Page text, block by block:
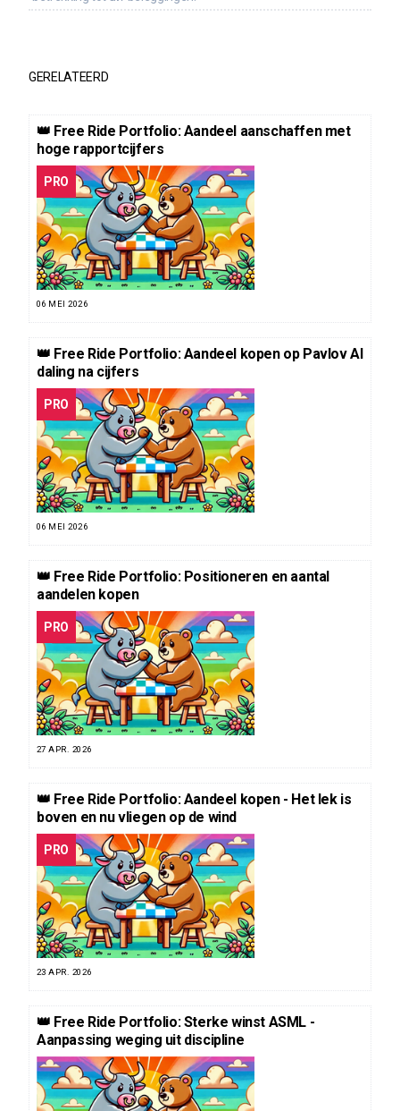
GERELATEERD
👑 Free Ride Portfolio: Aandeel aanschaffen met
hoge rapportcijfers
PRO
06 MEI 2026
👑 Free Ride Portfolio: Aandeel kopen op Pavlov AI
daling na cijfers
PRO
06 MEI 2026
👑 Free Ride Portfolio: Positioneren en aantal
aandelen kopen
PRO
27 APR. 2026
👑 Free Ride Portfolio: Aandeel kopen - Het lek is
boven en nu vliegen op de wind
PRO
23 APR. 2026
👑 Free Ride Portfolio: Sterke winst ASML -
Aanpassing weging uit discipline